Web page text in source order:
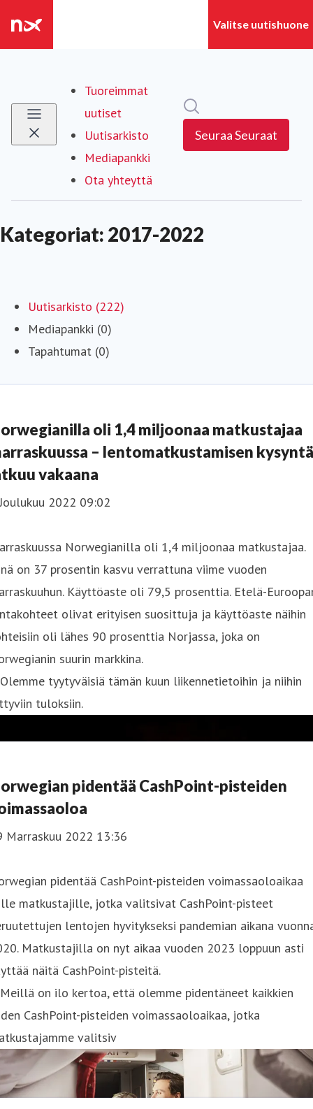
Tuoreimmat
uutiset
Uutisarkisto
Mediapankki
Ota yhteyttä
SeuraaSeuraat
Kategoriat: 2017-2022
Uutisarkisto (222)
Mediapankki (0)
Tapahtumat (0)
oli 1,4 miljoonaa matkustajaa
– lentomatkustamisen kysyntä
vakaana
2022 09:02
Norwegianilla oli 1,4 miljoonaa matkustajaa.
on 37 prosentin kasvu verrattuna viime vuoden
Käyttöaste oli 79,5 prosenttia. Etelä-
olivat erityisen suosittuja ja käyttöaste näihin
oli lähes 90 prosenttia Norjassa, joka on
suurin markkina.
tyytyväisiä tämän kuun liikennetietoihin ja niihin
tuloksiin.
pidentää CashPoint-pisteiden
Marraskuu 2022 13:36
pidentää CashPoint-pisteiden voimassaoloaikaa
matkustajille, jotka valitsivat CashPoint-pisteet
lentojen hyvitykseksi pandemian aikana
Matkustajilla on nyt aikaa vuoden 2023 loppuun asti
näitä CashPoint-pisteitä.
on ilo kertoa, että olemme pidentäneet kaikkien
CashPoint-pisteiden voimassaoloaikaa, jotka
valitsiv